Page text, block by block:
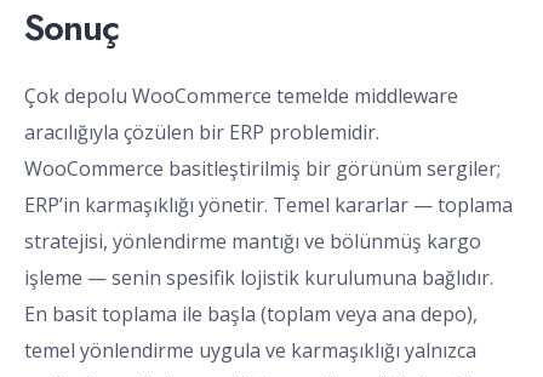
Sonuç
Çok depolu WooCommerce temelde middleware
aracılığıyla çözülen bir ERP problemidir.
WooCommerce basitleştirilmiş bir görünüm sergiler;
ERP’in karmaşıklığı yönetir. Temel kararlar — toplama
stratejisi, yönlendirme mantığı ve bölünmüş kargo
işleme — senin spesifik lojistik kurulumuna bağlıdır.
En basit toplama ile başla (toplam veya ana depo),
temel yönlendirme uygula ve karmaşıklığı yalnızca